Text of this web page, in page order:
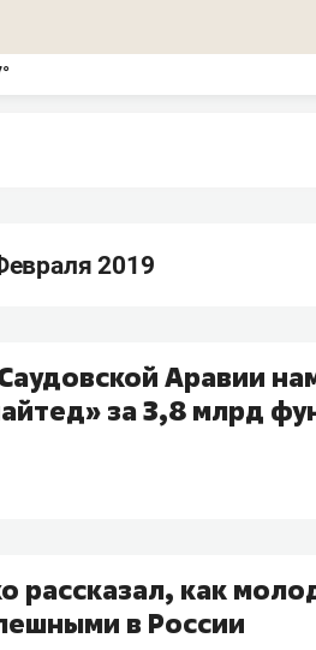
2019
Аравии
за 3,8 млрд
рассказал, как
в России